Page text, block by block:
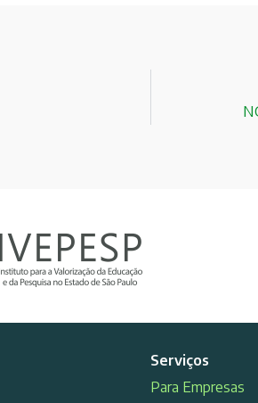
Serviços
Para Empresas